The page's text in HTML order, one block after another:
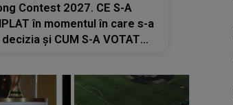
Contest 2027. CE S-A
în momentul în care s-a
și CUM S-A VOTAT